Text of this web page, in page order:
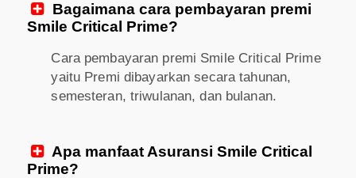

Bagaimana cara pembayaran premi
Smile Critical Prime?
Cara pembayaran premi Smile Critical Prime
yaitu Premi dibayarkan secara tahunan,
semesteran, triwulanan, dan bulanan.
 Apa manfaat Asuransi Smile Critical
Prime?